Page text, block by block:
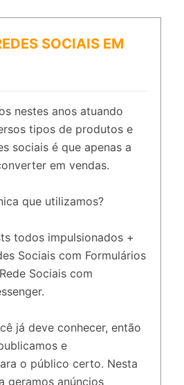
SOCIAIS EM
nestes anos atuando
tipos de produtos e
sociais é que apenas a
em vendas.
que utilizamos?
todos impulsionados +
Sociais com Formulários
Sociais com
já deve conhecer, então
e
o público certo. Nesta
geramos anúncios